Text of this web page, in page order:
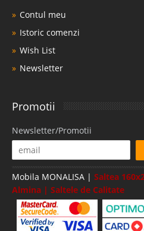
Contul meu
Istoric comenzi
Wish List
Newsletter
Promotii
Newsletter/Promotii
Mobila MONALISA | Saltea
Almina | Saltele de Calitate